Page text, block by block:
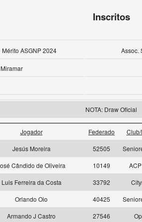
Inscritos
Mérito ASGNP 2024 Assoc.
Miramar
NOTA: Draw Oficial
Jogador Federado
Jesús Moreira
52505
Cândido de Oliveira
10149
Luis Ferreira da Costa
33792
Orlando Oio
40425
Armando J Castro
27546